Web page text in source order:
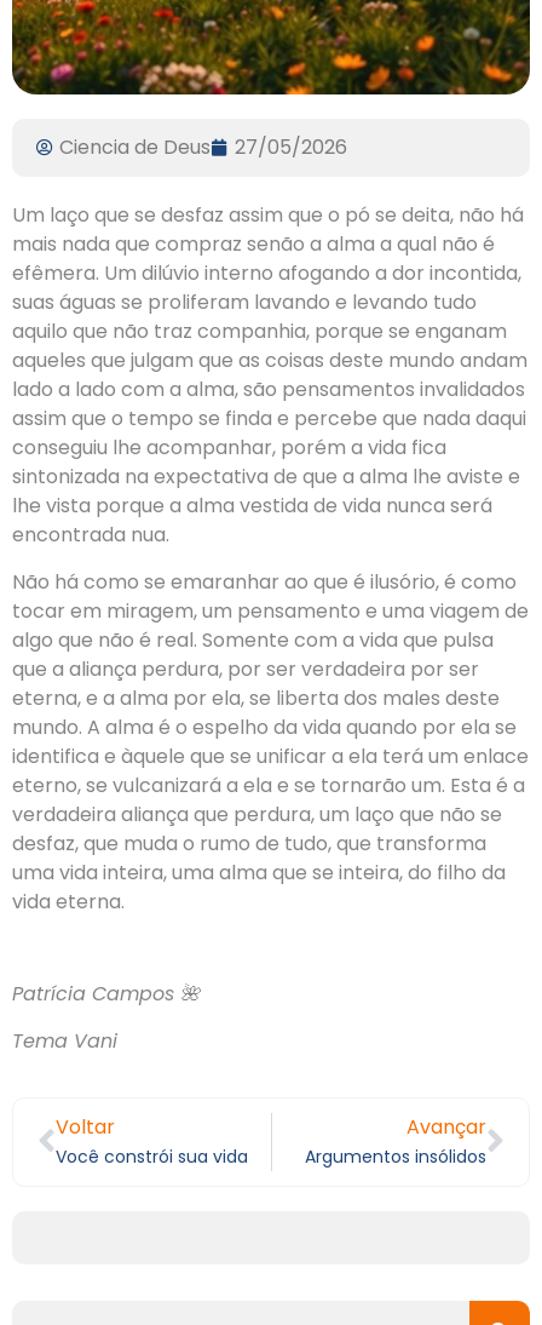
Ciencia de Deus 27/05/2026
Um laço que se desfaz assim que o pó se deita, não há
mais nada que compraz senão a alma a qual não é
efêmera. Um dilúvio interno afogando a dor incontida,
suas águas se proliferam lavando e levando tudo
aquilo que não traz companhia, porque se enganam
aqueles que julgam que as coisas deste mundo andam
lado a lado com a alma, são pensamentos invalidados
assim que o tempo se finda e percebe que nada daqui
conseguiu lhe acompanhar, porém a vida fica
sintonizada na expectativa de que a alma lhe aviste e
lhe vista porque a alma vestida de vida nunca será
encontrada nua.
Não há como se emaranhar ao que é ilusório, é como
tocar em miragem, um pensamento e uma viagem de
algo que não é real. Somente com a vida que pulsa
que a aliança perdura, por ser verdadeira por ser
eterna, e a alma por ela, se liberta dos males deste
mundo. A alma é o espelho da vida quando por ela se
identifica e àquele que se unificar a ela terá um enlace
eterno, se vulcanizará a ela e se tornarão um. Esta é a
verdadeira aliança que perdura, um laço que não se
desfaz, que muda o rumo de tudo, que transforma
uma vida inteira, uma alma que se inteira, do filho da
vida eterna.
Patrícia Campos 🌺
Tema Vani
Voltar
Você constrói sua vida
Avançar
Argumentos insólidos